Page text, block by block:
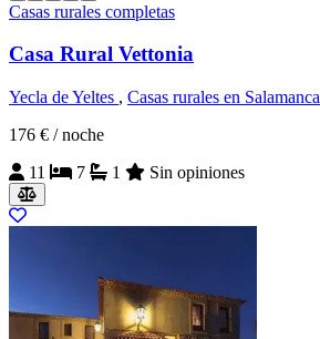
Casas rurales completas
Casa Rural Vettonia
Yecla de Yeltes , Casas rurales en Salamanca
176 € / noche
11
7 1 Sin opiniones